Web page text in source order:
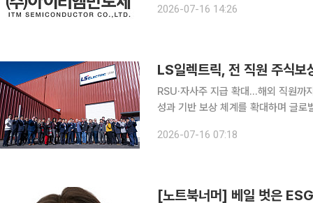
티엠반도체 관계자는 “현재 글로벌
2026-07-16 14:26
LS일렉트릭, 전 직원 주식
RSU·자사주 지급 확대…해외 직원까지 적
성과 기반 보상 체계를 확대하며 글
2026-07-16 07:18
[노트북너머] 베일 벗은